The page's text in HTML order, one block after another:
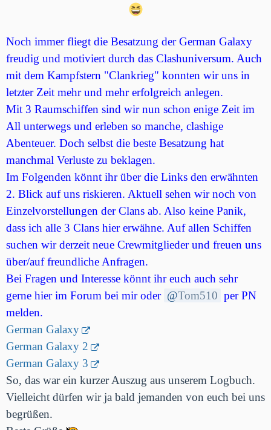
Noch immer fliegt die Besatzung der German Galaxy
freudig und motiviert durch das Clashuniversum. Auch
mit dem Kampfstern "Clankrieg" konnten wir uns in
letzter Zeit mehr und mehr erfolgreich anlegen.
Mit 3 Raumschiffen sind wir nun schon enige Zeit im
All unterwegs und erleben so manche, clashige
Abenteuer. Doch selbst die beste Besatzung hat
manchmal Verluste zu beklagen.
Im Folgenden könnt ihr über die Links den erwähnten
2. Blick auf uns riskieren. Aktuell sehen wir noch von
Einzelvorstellungen der Clans ab. Also keine Panik,
dass ich alle 3 Clans hier erwähne. Auf allen Schiffen
suchen wir derzeit neue Crewmitglieder und freuen uns
über/auf freundliche Anfragen.
Bei Fragen und Interesse könnt ihr euch auch sehr
gerne hier im Forum bei mir oder
Tom510 per PN
melden.
German Galaxy
German Galaxy 2
German Galaxy 3
So, das war ein kurzer Auszug aus unserem Logbuch.
Vielleicht dürfen wir ja bald jemanden von euch bei uns
begrüßen.